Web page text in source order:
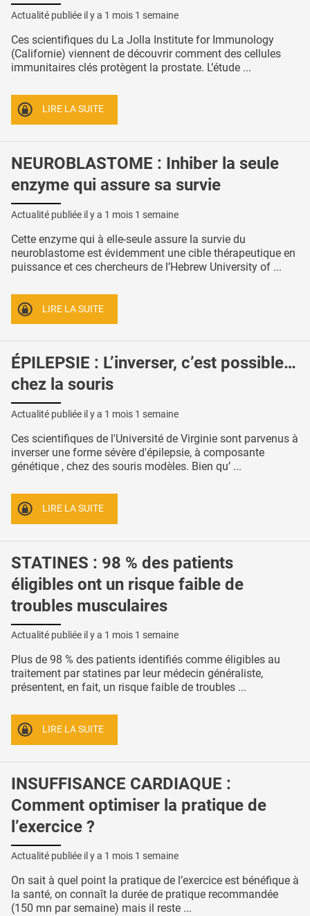
Actualité publiée il y a 1 mois 1 semaine
Ces scientifiques du La Jolla Institute for Immunology
(Californie) viennent de découvrir comment des cellules
immunitaires clés protègent la prostate. L’étude ...
LIRE LA SUITE
NEUROBLASTOME : Inhiber la seule
enzyme qui assure sa survie
Actualité publiée il y a 1 mois 1 semaine
Cette enzyme qui à elle-seule assure la survie du
neuroblastome est évidemment une cible thérapeutique en
puissance et ces chercheurs de l’Hebrew University of ...
LIRE LA SUITE
ÉPILEPSIE : L’inverser, c’est possible…
chez la souris
Actualité publiée il y a 1 mois 1 semaine
Ces scientifiques de l'Université de Virginie sont parvenus à
inverser une forme sévère d'épilepsie, à composante
génétique , chez des souris modèles. Bien qu’ ...
LIRE LA SUITE
STATINES : 98 % des patients
éligibles ont un risque faible de
troubles musculaires
Actualité publiée il y a 1 mois 1 semaine
Plus de 98 % des patients identifiés comme éligibles au
traitement par statines par leur médecin généraliste,
présentent, en fait, un risque faible de troubles ...
LIRE LA SUITE
INSUFFISANCE CARDIAQUE :
Comment optimiser la pratique de
l’exercice ?
Actualité publiée il y a 1 mois 1 semaine
On sait à quel point la pratique de l’exercice est bénéfique à
la santé, on connaît la durée de pratique recommandée
(150 mn par semaine) mais il reste ...